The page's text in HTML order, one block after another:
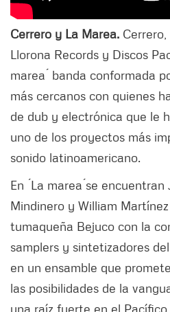
Cerrero y La Marea.
Llorona Records y Discos
marea ́ banda conformada
más cercanos con quienes
de dub y electrónica que le
uno de los proyectos más
sonido latinoamericano.
En ́La marea ́se encuentran
Mindinero y William
tumaqueña Bejuco con la
samplers y sintetizadores
en un ensamble que
las posibilidades de la
una raíz fuerte en el Pacífico